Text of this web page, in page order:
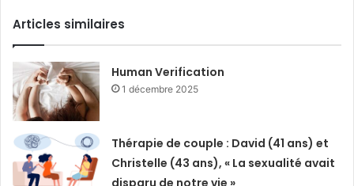
Articles similaires
Human Verification
1 décembre 2025
Thérapie de couple : David (41 ans) et
Christelle (43 ans), « La sexualité avait
disparu de notre vie »